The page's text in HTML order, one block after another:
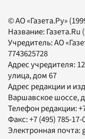
© АО «Газета.Ру»
Название: Газета.Ru
Учредитель:АО
7743625728
Адрес учредителя:
улица, дом 67
Адрес редакции и
Варшавское шоссе,
Телефон редакции:
Факс:+7 (495) 785-17-
Электронная почта: